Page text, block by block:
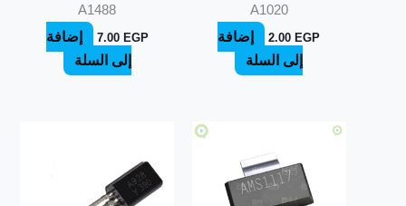
A1020
2.00EGP
إضافة
إلى السلة
A1488
7.00 EGP
إضافة
إلى السلة